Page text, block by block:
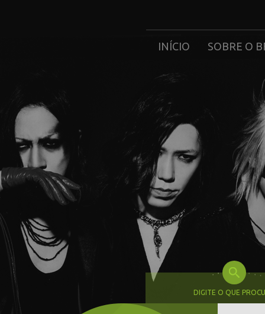
INÍCIO SOBRE O
DIGITE O QUE